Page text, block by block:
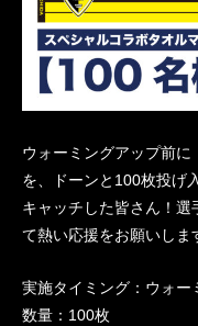
ウォーミングアップ前に
を、ドーンと100枚投げ
キャッチした皆さん！選
て熱い応援をお願いしま
実施タイミング：ウォー
数量：100枚